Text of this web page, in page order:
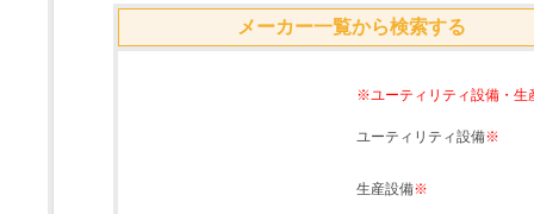
メーカー一覧から検索する
※ユーティリティ設備・生
ユーティリティ設備※
生産設備※